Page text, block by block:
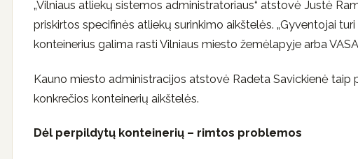
„Vilniaus atliekų sistemos administratoriaus“ atstovė Justė
priskirtos specifinės atliekų surinkimo aikštelės. „Gyventojai
konteinerius galima rasti Vilniaus miesto žemėlapyje arba VASA
Kauno miesto administracijos atstovė Radeta Savickienė taip
konkrečios konteinerių aikštelės.
Dėl perpildytų konteinerių – rimtos problemos